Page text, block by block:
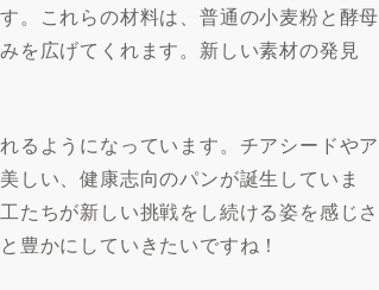
。これらの材料は、普通の小麦粉と酵母
を広げてくれます。新しい素材の発見
るようになっています。チアシードやア
しい、健康志向のパンが誕生していま
たちが新しい挑戦をし続ける姿を感じさ
豊かにしていきたいですね！